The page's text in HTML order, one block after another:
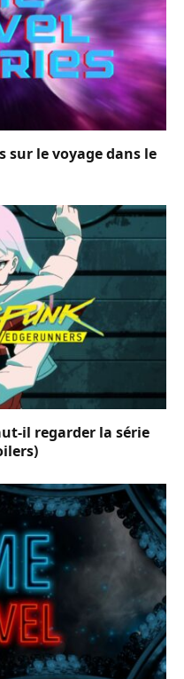
sur le voyage dans le
il regarder la série